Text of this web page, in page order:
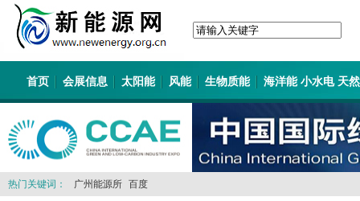
首页 会展信息 太阳能 风能 生物质能 海洋能 小水电 天
热门关键词： 广州能源所 百度